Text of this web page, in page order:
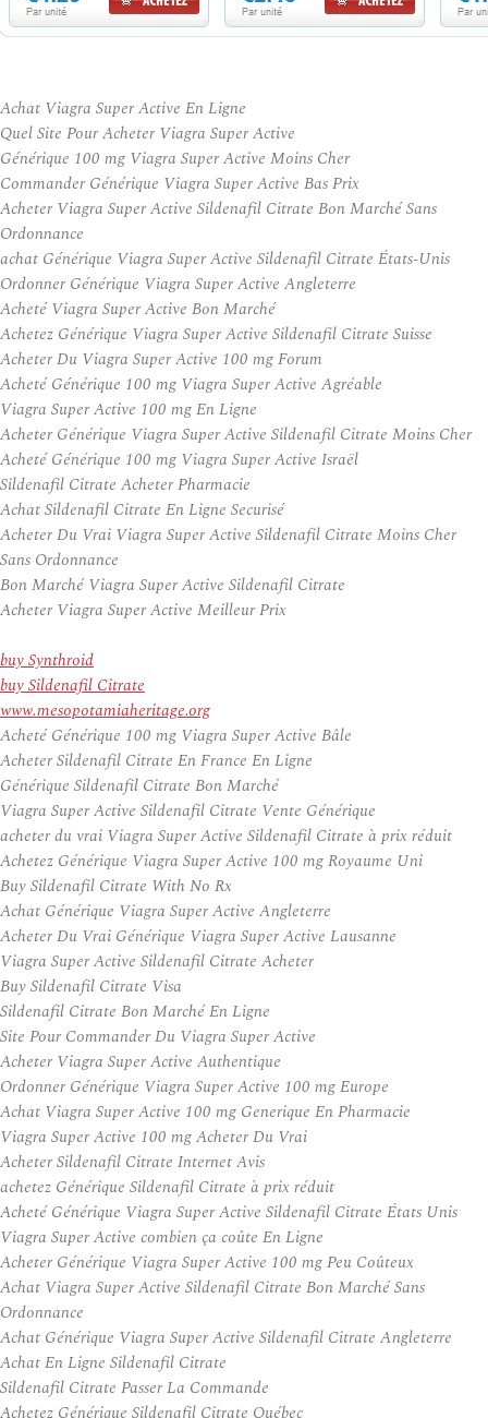
Achat Viagra Super Active En Ligne
Quel Site Pour Acheter Viagra Super Active
Générique 100 mg Viagra Super Active Moins Cher
Commander Générique Viagra Super Active Bas Prix
Acheter Viagra Super Active Sildenafil Citrate Bon Marché Sans
Ordonnance
achat Générique Viagra Super Active Sildenafil Citrate États-Unis
Ordonner Générique Viagra Super Active Angleterre
Acheté Viagra Super Active Bon Marché
Achetez Générique Viagra Super Active Sildenafil Citrate Suisse
Acheter Du Viagra Super Active 100 mg Forum
Acheté Générique 100 mg Viagra Super Active Agréable
Viagra Super Active 100 mg En Ligne
Acheter Générique Viagra Super Active Sildenafil Citrate Moins Cher
Acheté Générique 100 mg Viagra Super Active Israël
Sildenafil Citrate Acheter Pharmacie
Achat Sildenafil Citrate En Ligne Securisé
Acheter Du Vrai Viagra Super Active Sildenafil Citrate Moins Cher
Sans Ordonnance
Bon Marché Viagra Super Active Sildenafil Citrate
Acheter Viagra Super Active Meilleur Prix
buy Synthroid
buy Sildenafil Citrate
www.mesopotamiaheritage.org
Acheté Générique 100 mg Viagra Super Active Bâle
Acheter Sildenafil Citrate En France En Ligne
Générique Sildenafil Citrate Bon Marché
Viagra Super Active Sildenafil Citrate Vente Générique
acheter du vrai Viagra Super Active Sildenafil Citrate à prix réduit
Achetez Générique Viagra Super Active 100 mg Royaume Uni
Buy Sildenafil Citrate With No Rx
Achat Générique Viagra Super Active Angleterre
Acheter Du Vrai Générique Viagra Super Active Lausanne
Viagra Super Active Sildenafil Citrate Acheter
Buy Sildenafil Citrate Visa
Sildenafil Citrate Bon Marché En Ligne
Site Pour Commander Du Viagra Super Active
Acheter Viagra Super Active Authentique
Ordonner Générique Viagra Super Active 100 mg Europe
Achat Viagra Super Active 100 mg Generique En Pharmacie
Viagra Super Active 100 mg Acheter Du Vrai
Acheter Sildenafil Citrate Internet Avis
achetez Générique Sildenafil Citrate à prix réduit
Acheté Générique Viagra Super Active Sildenafil Citrate États Unis
Viagra Super Active combien ça coûte En Ligne
Acheter Générique Viagra Super Active 100 mg Peu Coûteux
Achat Viagra Super Active Sildenafil Citrate Bon Marché Sans
Ordonnance
Achat Générique Viagra Super Active Sildenafil Citrate Angleterre
Achat En Ligne Sildenafil Citrate
Sildenafil Citrate Passer La Commande